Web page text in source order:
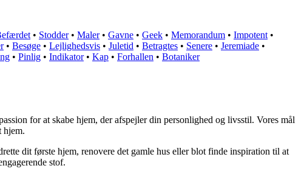
• Stodder• Maler• Gavne • Geek • Memorandum • Impotent •
• Besøge • Lejlighedsvis • Juletid • Betragtes • Senere • Jeremiade •
• Pinlig • Indikator• Kap • Forhallen • Botaniker
for at skabe hjem, der afspejler din personlighed og livsstil. Vores mål
hjem.
dit første hjem, renovere det gamle hus eller blot finde inspiration til at
stof.